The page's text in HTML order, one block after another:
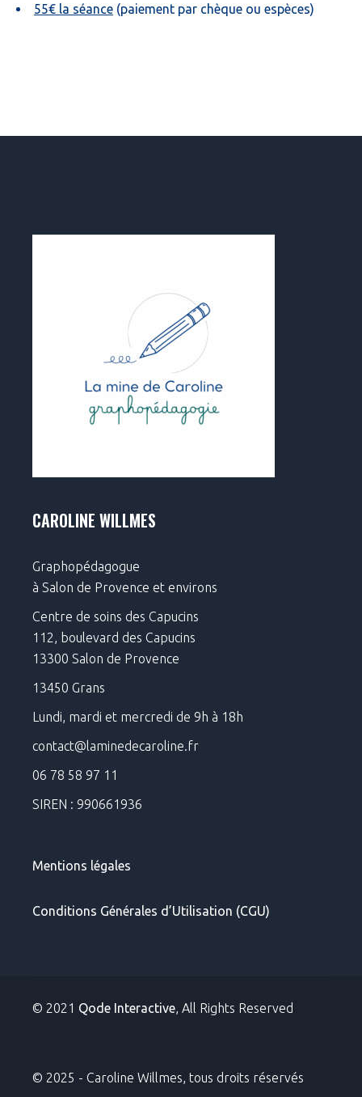
55€ la séance (paiement par chèque ou espèces)
CAROLINE WILLMES
Graphopédagogue
à Salon de Provence et environs
Centre de soins des Capucins
112, boulevard des Capucins
13300 Salon de Provence
13450 Grans
Lundi, mardi et mercredi de 9h à 18h
contact@laminedecaroline.fr
06 78 58 97 11
SIREN : 990661936
Mentions légales
Conditions Générales d’Utilisation (CGU)
© 2021 Qode Interactive, All Rights Reserved
© 2025 - Caroline Willmes, tous droits réservés